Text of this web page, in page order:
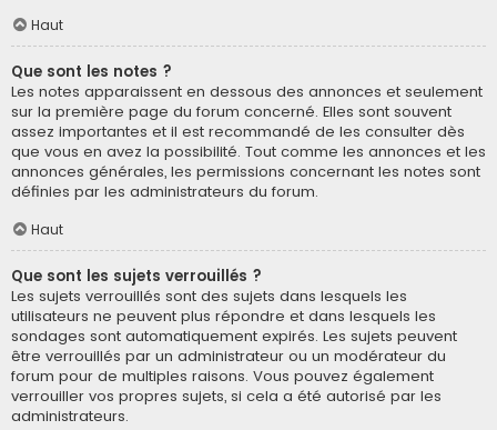
Haut
Que sont les notes ?
Les notes apparaissent en dessous des annonces et seulement
sur la première page du forum concerné. Elles sont souvent
assez importantes et il est recommandé de les consulter dès
que vous en avez la possibilité. Tout comme les annonces et les
annonces générales, les permissions concernant les notes sont
définies par les administrateurs du forum.
Haut
Que sont les sujets verrouillés ?
Les sujets verrouillés sont des sujets dans lesquels les
utilisateurs ne peuvent plus répondre et dans lesquels les
sondages sont automatiquement expirés. Les sujets peuvent
être verrouillés par un administrateur ou un modérateur du
forum pour de multiples raisons. Vous pouvez également
verrouiller vos propres sujets, si cela a été autorisé par les
administrateurs.